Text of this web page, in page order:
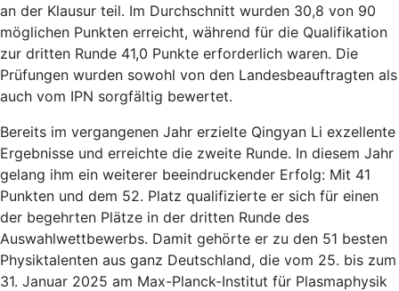
an der Klausur teil. Im Durchschnitt wurden 30,8 von 90
möglichen Punkten erreicht, während für die Qualifikation
zur dritten Runde 41,0 Punkte erforderlich waren. Die
Prüfungen wurden sowohl von den Landesbeauftragten als
auch vom IPN sorgfältig bewertet.
Bereits im vergangenen Jahr erzielte Qingyan Li exzellente
Ergebnisse und erreichte die zweite Runde. In diesem Jahr
gelang ihm ein weiterer beeindruckender Erfolg: Mit 41
Punkten und dem 52. Platz qualifizierte er sich für einen
der begehrten Plätze in der dritten Runde des
Auswahlwettbewerbs. Damit gehörte er zu den 51 besten
Physiktalenten aus ganz Deutschland, die vom 25. bis zum
31. Januar 2025 am Max-Planck-Institut für Plasmaphysik